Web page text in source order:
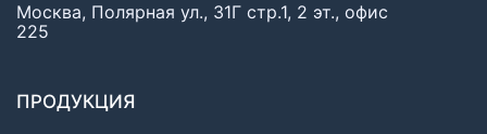
Москва, Полярная ул., 31Г стр.1, 2 эт., офис
225
ПРОДУКЦИЯ